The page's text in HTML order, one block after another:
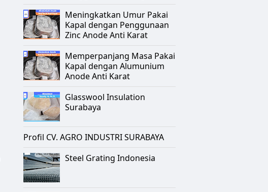
Meningkatkan Umur Pakai
Kapal dengan Penggunaan
Zinc Anode Anti Karat
Memperpanjang Masa Pakai
Kapal dengan Alumunium
Anode Anti Karat
Glasswool Insulation
Surabaya
Profil CV. AGRO INDUSTRI SURABAYA
Steel Grating Indonesia